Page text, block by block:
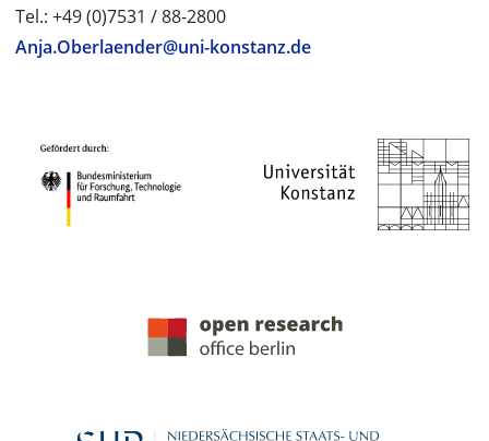
Tel.: +49 (0)7531 / 88-2800
Anja.Oberlaender@uni-konstanz.de